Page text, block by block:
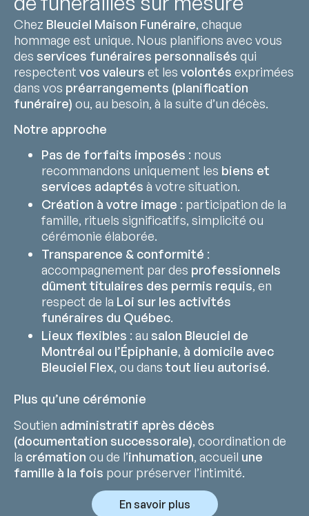
Chez Bleuciel Maison Funéraire, chaque
hommage est unique. Nous planifions avec vous
des services funéraires personnalisés qui
respectent vos valeurs et les volontés exprimées
dans vos préarrangements (planification
funéraire) ou, au besoin, à la suite d’un décès.
Notre approche
Pas de forfaits imposés : nous
recommandons uniquement les biens et
services adaptés à votre situation.
Création à votre image : participation de la
famille, rituels significatifs, simplicité ou
cérémonie élaborée.
Transparence & conformité :
accompagnement par des professionnels
dûment titulaires des permis requis, en
respect de la Loi sur les activités
funéraires du Québec.
Lieux flexibles : au salon Bleuciel de
Montréal ou l’Épiphanie, à domicile avec
Bleuciel Flex, ou dans tout lieu autorisé.
Plus qu’une cérémonie
Soutien administratif après décès
(documentation successorale), coordination de
la crémation ou de l’inhumation, accueil une
famille à la fois pour préserver l’intimité.
En savoir plus